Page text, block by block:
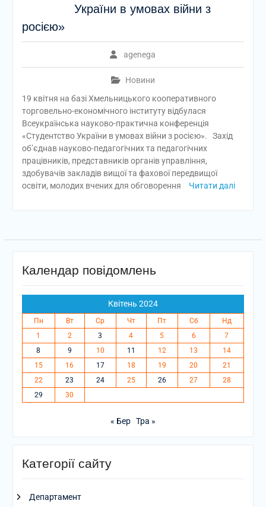
України в умовах війни з
росією»
agenega
Новини
19 квітня на базі Хмельницького кооперативного
торговельно-економічного інституту відбулася
Всеукраїнська науково-практична конференція
«Студентство України в умовах війни з росією». Захід
об’єднав науково-педагогічних та педагогічних
працівників, представників органів управління,
здобувачів закладів вищої та фахової передвищої
освіти, молодих вчених для обговорення
Читати далі
Календар повідомлень
Квітень 2024
Пн Вт Ср Чт Пт Сб
Нд
1
2 3 4 5 6
7
8
9 10 11 12 13
14
15
16 17 18 19 20
21
22
23 24 25 26 27
28
29
30
« Бер Тра »
Категорії сайту
Департамент